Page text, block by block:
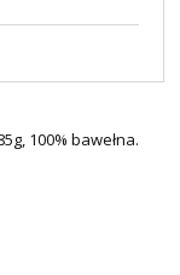
100% bawełna.